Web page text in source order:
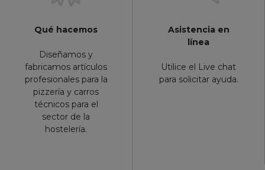
Qué hacemos
Diseñamos y
fabricamos artículos
profesionales para la
pizzería y carros
técnicos para el
sector de la
hostelería.
Asistencia en
línea
Utilice el Live chat
para solicitar ayuda.